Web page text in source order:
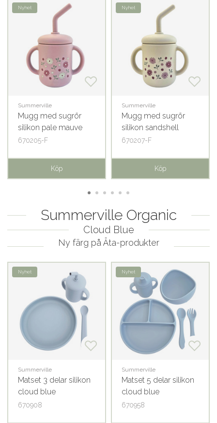
Nyhet
Summerville
Mugg med sugrör
silikon pale mauve
flowers
670205-F
Köp
Nyhet
Summerville
Mugg med sugrör
silikon sandshell
flowers
670207-F
Köp
Summerville Organic
Cloud Blue
Ny färg på Äta-produkter
Nyhet
Summerville
Matset 3 delar silikon
cloud blue
670908
Nyhet
Summerville
Matset 5 delar silikon
cloud blue
670958